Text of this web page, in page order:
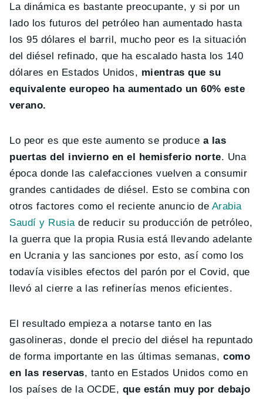
La dinámica es bastante preocupante, y si por un
lado los futuros del petróleo han aumentado hasta
los 95 dólares el barril, mucho peor es la situación
del diésel refinado, que ha escalado hasta los 140
dólares en Estados Unidos, mientras que su
equivalente europeo ha aumentado un 60% este
verano.
Lo peor es que este aumento se produce a las
puertas del invierno en el hemisferio norte. Una
época donde las calefacciones vuelven a consumir
grandes cantidades de diésel. Esto se combina con
otros factores como el reciente anuncio de Arabia
Saudí y Rusiade reducir su producción de petróleo,
la guerra que la propia Rusia está llevando adelante
en Ucrania y las sanciones por esto, así como los
todavía visibles efectos del parón por el Covid, que
llevó al cierre a las refinerías menos eficientes.
El resultado empieza a notarse tanto en las
gasolineras, donde el precio del diésel ha repuntado
de forma importante en las últimas semanas,como
en las reservas, tanto en Estados Unidos como en
los países de la OCDE, que están muy por debajo